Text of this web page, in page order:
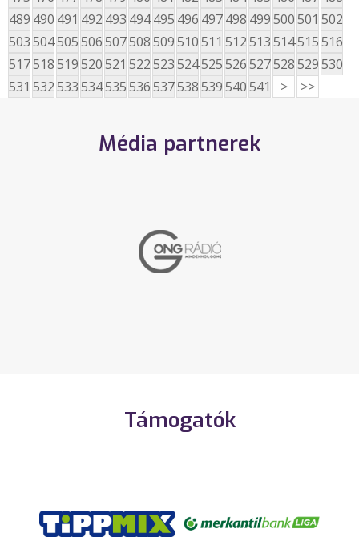
489 490 491 492 493 494495 496 497498 499500501 502
503504505506507508509510511 512513514515516
517518519520521 522523524525526527528529530
531 532533534535536537538539540541 > >>
Média partnerek
Támogatók